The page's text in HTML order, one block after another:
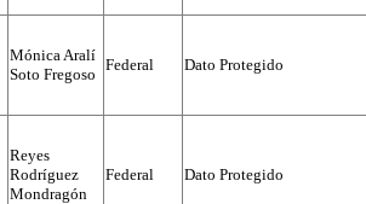
Mónica Aralí
Soto Fregoso
Federal Dato Protegido
Reyes
Rodríguez
Mondragón
Federal Dato Protegido